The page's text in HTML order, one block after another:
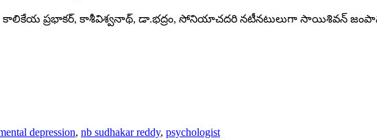
కాలికేయ ప్రభాకర్‌, కాశీవిశ్వనాథ్‌, డా.భద్రం, సోనియాచదరి నటీనటులుగా సాయిశివన్‌ జంపాన
depression, nb sudhakar reddy, psychologist